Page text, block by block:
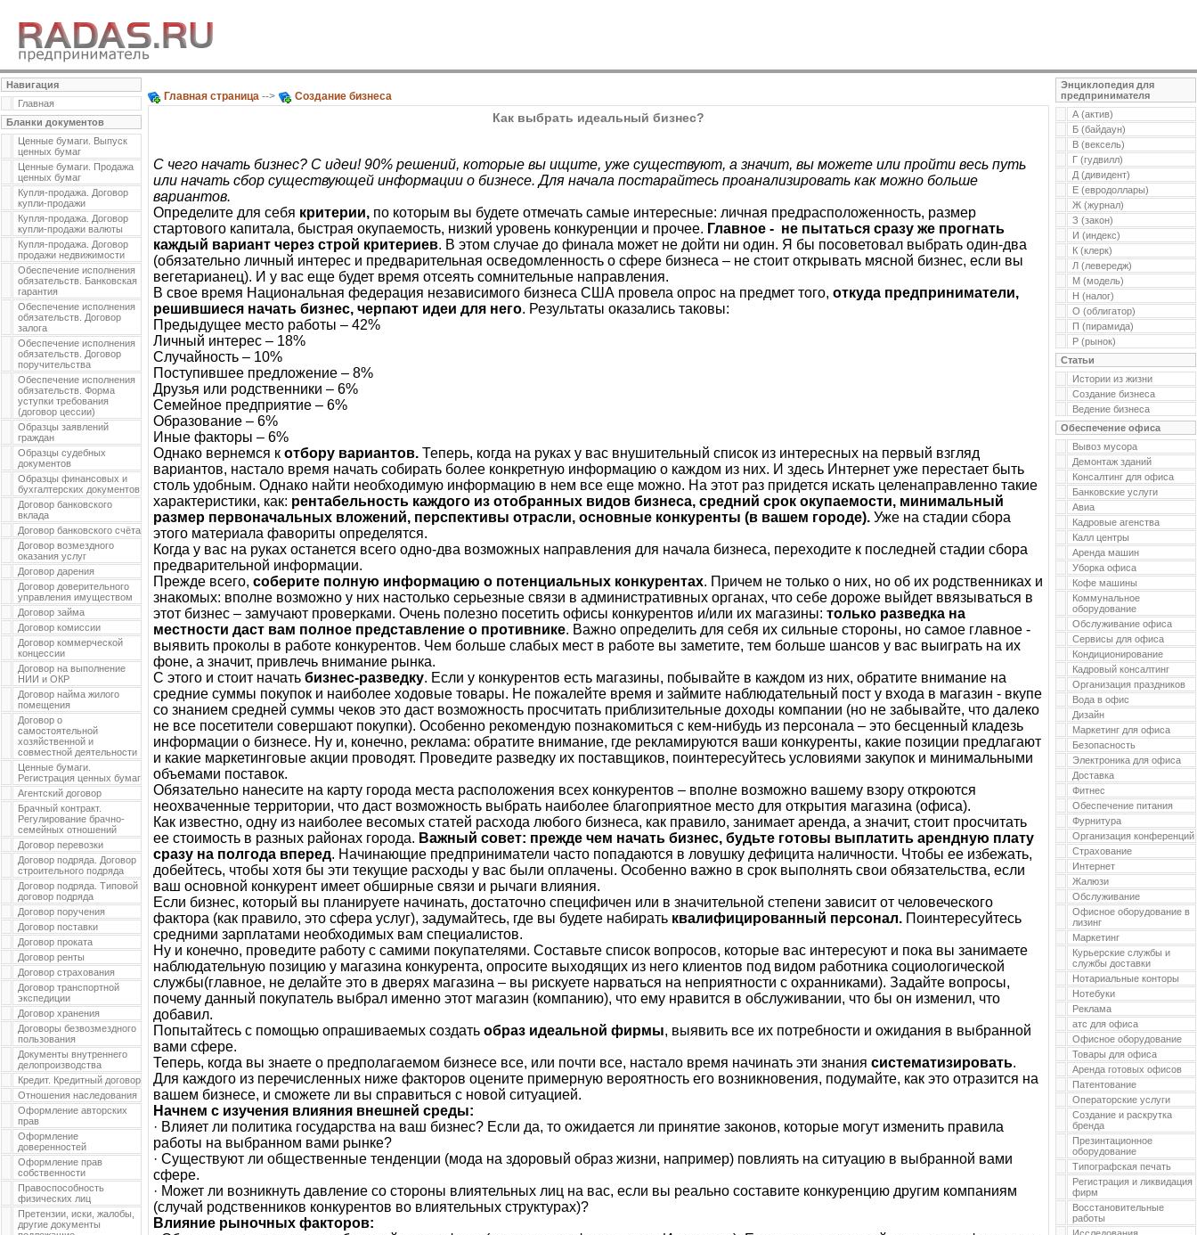
Навигация
Главная
Бланки документов
Ценные бумаги. Выпуск
ценных бумаг
Ценные бумаги. Продажа
ценных бумаг
Купля-продажа. Договор
купли-продажи
Купля-продажа. Договор
купли-продажи валюты
Купля-продажа. Договор
продажи недвижимости
Обеспечение исполнения
обязательств. Банковская
гарантия
Обеспечение исполнения
обязательств. Договор
залога
Обеспечение исполнения
обязательств. Договор
поручительства
Обеспечение исполнения
обязательств. Форма
уступки требования
(договор цессии)
Образцы заявлений
граждан
Образцы судебных
документов
Образцы финансовых и
бухгалтерских документов
Договор банковского
вклада
Договор банковского счёта
Договор возмездного
оказания услуг
Договор дарения
Договор доверительного
управления имуществом
Договор займа
Договор комиссии
Договор коммерческой
концессии
Договор на выполнение
НИИ и ОКР
Договор найма жилого
помещения
Договор о
самостоятельной
хозяйственной и
совместной деятельности
Ценные бумаги.
Регистрация ценных бумаг
Агентский договор
Брачный контракт.
Регулирование брачно-
семейных отношений
Договор перевозки
Договор подряда. Договор
строительного подряда
Договор подряда. Типовой
договор подряда
Договор поручения
Договор поставки
Договор проката
Договор ренты
Договор страхования
Договор транспортной
экспедиции
Договор хранения
Договоры безвозмездного
пользования
Документы внутреннего
делопроизводства
Кредит. Кредитный договор
Отношения наследования
Оформление авторских
прав
Оформление
доверенностей
Оформление прав
собственности
Правоспособность
физических лиц
Претензии, иски, жалобы,
другие документы
Главная страница --> Создание бизнеса
Как выбрать идеальный бизнес?
С чего начать бизнес? С идеи! 90% решений, которые вы ищите, уже существуют, а значит, вы можете или пройти весь путь
или начать сбор существующей информации о бизнесе. Для начала постарайтесь проанализировать как можно больше
вариантов.
Определите для себя критерии, по которым вы будете отмечать самые интересные: личная предрасположенность, размер
стартового капитала, быстрая окупаемость, низкий уровень конкуренции и прочее. Главное - не пытаться сразу же прогнать
каждый вариант через строй критериев. В этом случае до финала может не дойти ни один. Я бы посоветовал выбрать один-два
(обязательно личный интерес и предварительная осведомленность о сфере бизнеса – не стоит открывать мясной бизнес, если вы
вегетарианец). И у вас еще будет время отсеять сомнительные направления.
В свое время Национальная федерация независимого бизнеса США провела опрос на предмет того, откуда предприниматели,
решившиеся начать бизнес, черпают идеи для него. Результаты оказались таковы:
Предыдущее место работы – 42%
Личный интерес – 18%
Случайность – 10%
Поступившее предложение – 8%
Друзья или родственники – 6%
Семейное предприятие – 6%
Образование – 6%
Иные факторы – 6%
Однако вернемся к отбору вариантов. Теперь, когда на руках у вас внушительный список из интересных на первый взгляд
вариантов, настало время начать собирать более конкретную информацию о каждом из них. И здесь Интернет уже перестает быть
столь удобным. Однако найти необходимую информацию в нем все еще можно. На этот раз придется искать целенаправленно такие
характеристики, как: рентабельность каждого из отобранных видов бизнеса, средний срок окупаемости, минимальный
размер первоначальных вложений, перспективы отрасли, основные конкуренты (в вашем городе). Уже на стадии сбора
этого материала фавориты определятся.
Когда у вас на руках останется всего одно-два возможных направления для начала бизнеса, переходите к последней стадии сбора
предварительной информации.
Прежде всего, соберите полную информацию о потенциальных конкурентах. Причем не только о них, но об их родственниках и
знакомых: вполне возможно у них настолько серьезные связи в административных органах, что себе дороже выйдет ввязываться в
этот бизнес – замучают проверками. Очень полезно посетить офисы конкурентов и/или их магазины: только разведка на
местности даст вам полное представление о противнике. Важно определить для себя их сильные стороны, но самое главное -
выявить проколы в работе конкурентов. Чем больше слабых мест в работе вы заметите, тем больше шансов у вас выиграть на их
фоне, а значит, привлечь внимание рынка.
С этого и стоит начать бизнес-разведку. Если у конкурентов есть магазины, побывайте в каждом из них, обратите внимание на
средние суммы покупок и наиболее ходовые товары. Не пожалейте время и займите наблюдательный пост у входа в магазин - вкупе
со знанием средней суммы чеков это даст возможность просчитать приблизительные доходы компании (но не забывайте, что далеко
не все посетители совершают покупки). Особенно рекомендую познакомиться с кем-нибудь из персонала – это бесценный кладезь
информации о бизнесе. Ну и, конечно, реклама: обратите внимание, где рекламируются ваши конкуренты, какие позиции предлагают
и какие маркетинговые акции проводят. Проведите разведку их поставщиков, поинтересуйтесь условиями закупок и минимальными
объемами поставок.
Обязательно нанесите на карту города места расположения всех конкурентов – вполне возможно вашему взору откроются
неохваченные территории, что даст возможность выбрать наиболее благоприятное место для открытия магазина (офиса).
Как известно, одну из наиболее весомых статей расхода любого бизнеса, как правило, занимает аренда, а значит, стоит просчитать
ее стоимость в разных районах города. Важный совет: прежде чем начать бизнес, будьте готовы выплатить арендную плату
сразу на полгода вперед. Начинающие предприниматели часто попадаются в ловушку дефицита наличности. Чтобы ее избежать,
добейтесь, чтобы хотя бы эти текущие расходы у вас были оплачены. Особенно важно в срок выполнять свои обязательства, если
ваш основной конкурент имеет обширные связи и рычаги влияния.
Если бизнес, который вы планируете начинать, достаточно специфичен или в значительной степени зависит от человеческого
фактора (как правило, это сфера услуг), задумайтесь, где вы будете набирать квалифицированный персонал. Поинтересуйтесь
средними зарплатами необходимых вам специалистов.
Ну и конечно, проведите работу с самими покупателями. Составьте список вопросов, которые вас интересуют и пока вы занимаете
наблюдательную позицию у магазина конкурента, опросите выходящих из него клиентов под видом работника социологической
службы(главное, не делайте это в дверях магазина – вы рискуете нарваться на неприятности с охранниками). Задайте вопросы,
почему данный покупатель выбрал именно этот магазин (компанию), что ему нравится в обслуживании, что бы он изменил, что
добавил.
Попытайтесь с помощью опрашиваемых создать образ идеальной фирмы, выявить все их потребности и ожидания в выбранной
вами сфере.
Теперь, когда вы знаете о предполагаемом бизнесе все, или почти все, настало время начинать эти знания систематизировать.
Для каждого из перечисленных ниже факторов оцените примерную вероятность его возникновения, подумайте, как это отразится на
вашем бизнесе, и сможете ли вы справиться с новой ситуацией.
Начнем с изучения влияния внешней среды:
· Влияет ли политика государства на ваш бизнес? Если да, то ожидается ли принятие законов, которые могут изменить правила
работы на выбранном вами рынке?
· Существуют ли общественные тенденции (мода на здоровый образ жизни, например) повлиять на ситуацию в выбранной вами
сфере.
· Может ли возникнуть давление со стороны влиятельных лиц на вас, если вы реально составите конкуренцию другим компаниям
(случай родственников конкурентов во влиятельных структурах)?
Влияние рыночных факторов:
Энциклопедия для
предпринимателя
А (актив)
Б (байдаун)
В (вексель)
Г (гудвилл)
Д (дивидент)
Е (евродоллары)
Ж (журнал)
З (закон)
И (индекс)
К (клерк)
Л (левередж)
М (модель)
Н (налог)
О (облигатор)
П (пирамида)
Р (рынок)
Статьи
Истории из жизни
Создание бизнеса
Ведение бизнеса
Обеспечение офиса
Вывоз мусора
Демонтаж зданий
Консалтинг для офиса
Банковские услуги
Авиа
Кадровые агенства
Калл центры
Аренда машин
Уборка офиса
Кофе машины
Коммунальное
оборудование
Обслуживание офиса
Сервисы для офиса
Кондиционирование
Кадровый консалтинг
Организация праздников
Вода в офис
Дизайн
Маркетинг для офиса
Безопасность
Электроника для офиса
Доставка
Фитнес
Обеспечение питания
Фурнитура
Организация конференций
Страхование
Интернет
Жалюзи
Обслуживание
Офисное оборудование в
лизинг
Маркетинг
Курьерские службы и
службы доставки
Нотариальные конторы
Нотебуки
Реклама
атс для офиса
Офисное оборудование
Товары для офиса
Аренда готовых офисов
Патентование
Операторские услуги
Создание и раскрутка
бренда
Презинтационное
оборудование
Типографская печать
Регистрация и ликвидация
фирм
Восстановительные
работы